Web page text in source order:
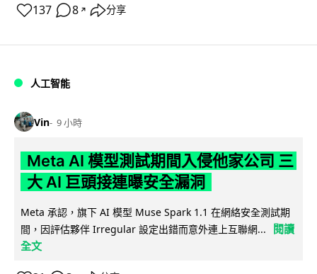
137 8 ↗ 分享
人工智能
Vin 9 小時
Meta AI 模型測試期間入侵他家公司 三
大 AI 巨頭接連曝安全漏洞
Meta 承認，旗下 AI 模型 Muse Spark 1.1 在網絡安全測試期
間，因評估夥伴 Irregular 設定出錯而意外連上互聯網...
閱讀
全文